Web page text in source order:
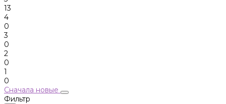
13
4
0
3
0
2
0
1
0
Сначала новые
Фильтр